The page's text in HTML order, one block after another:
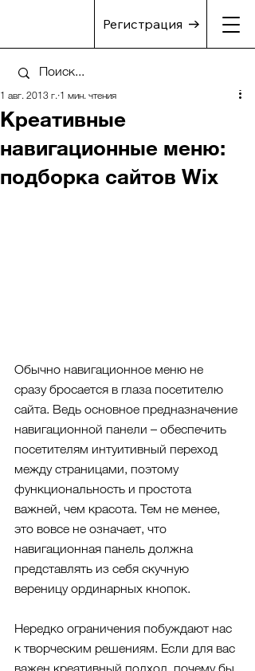
Регистрация
Креативные
навигационные меню:
подборка сайтов Wix
1 авг. 2013 г. 1 мин. чтения
Обычно навигационное меню не
сразу бросается в глаза посетителю
сайта. Ведь основное предназначение
навигационной панели – обеспечить
посетителям интуитивный переход
между страницами, поэтому
функциональность и простота
важней, чем красота. Тем не менее,
это вовсе не означает, что
навигационная панель должна
представлять из себя скучную
вереницу ординарных кнопок.
Нередко ограничения побуждают нас
к творческим решениям. Если для вас